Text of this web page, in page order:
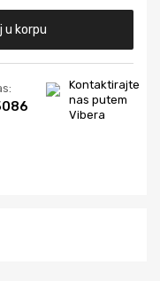
u korpu
Kontaktirajte
nas putem
Vibera